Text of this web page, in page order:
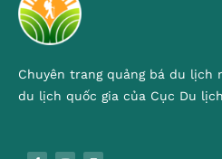
Chuyên trang quảng bá du lịch
du lịch quốc gia của Cục Du